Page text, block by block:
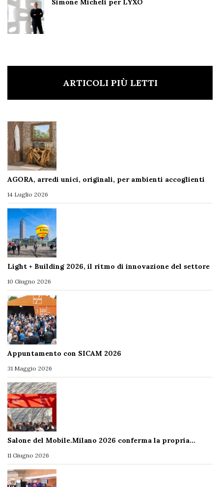
Simone Micheli per LYXO
ARTICOLI PIÙ LETTI
AGORA, arredi unici, originali, per ambienti accoglienti
14 Luglio 2026
Light + Building 2026, il ritmo di innovazione del settore
10 Giugno 2026
Appuntamento con SICAM 2026
31 Maggio 2026
Salone del Mobile.Milano 2026 conferma la propria…
11 Giugno 2026